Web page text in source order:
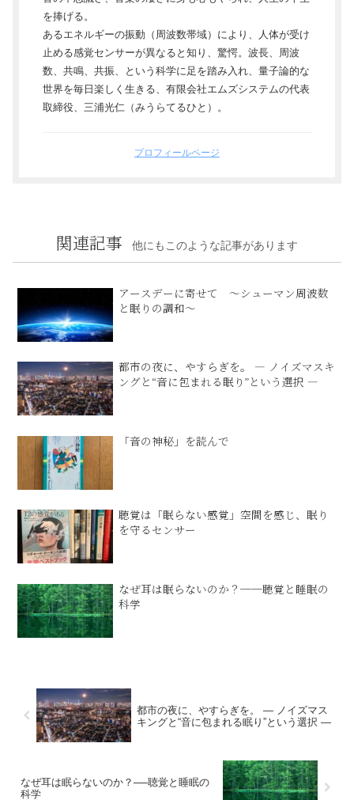
を捧げる。
あるエネルギーの振動（周波数帯域）により、人体が受け
止める感覚センサーが異なると知り、驚愕。波長、周波
数、共鳴、共振、という科学に足を踏み入れ、量子論的な
世界を毎日楽しく生きる、有限会社エムズシステムの代表
取締役、三浦光仁（みうらてるひと）。
プロフィールページ
関連記事 他にもこのような記事があります
アースデーに寄せて ～シューマン周波数
と眠りの調和～
都市の夜に、やすらぎを。 ― ノイズマスキ
ングと“音に包まれる眠り”という選択 ―
「音の神秘」を読んで
聴覚は「眠らない感覚」空間を感じ、眠り
を守るセンサー
なぜ耳は眠らないのか？──聴覚と睡眠の
科学
都市の夜に、やすらぎを。 ― ノイズマス
キングと“音に包まれる眠り”という選択 ―
なぜ耳は眠らないのか？──聴覚と睡眠の
科学